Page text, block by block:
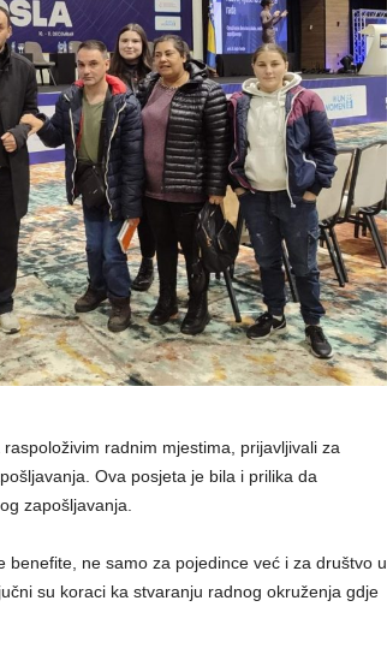
radnim mjestima, prijavljivali za
Ova posjeta je bila i prilika da
zapošljavanja.
ne samo za pojedince već i za društvo u
su koraci ka stvaranju radnog okruženja gdje